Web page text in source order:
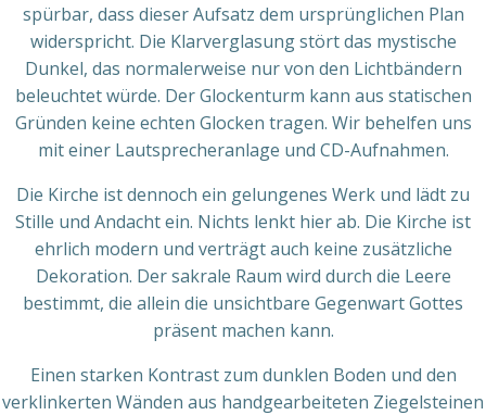
spürbar, dass dieser Aufsatz dem ursprünglichen Plan
widerspricht. Die Klarverglasung stört das mystische
Dunkel, das normalerweise nur von den Lichtbändern
beleuchtet würde. Der Glockenturm kann aus statischen
Gründen keine echten Glocken tragen. Wir behelfen uns
mit einer Lautsprecheranlage und CD-Aufnahmen.
Die Kirche ist dennoch ein gelungenes Werk und lädt zu
Stille und Andacht ein. Nichts lenkt hier ab. Die Kirche ist
ehrlich modern und verträgt auch keine zusätzliche
Dekoration. Der sakrale Raum wird durch die Leere
bestimmt, die allein die unsichtbare Gegenwart Gottes
präsent machen kann.
Einen starken Kontrast zum dunklen Boden und den
verklinkerten Wänden aus handgearbeiteten Ziegelsteinen